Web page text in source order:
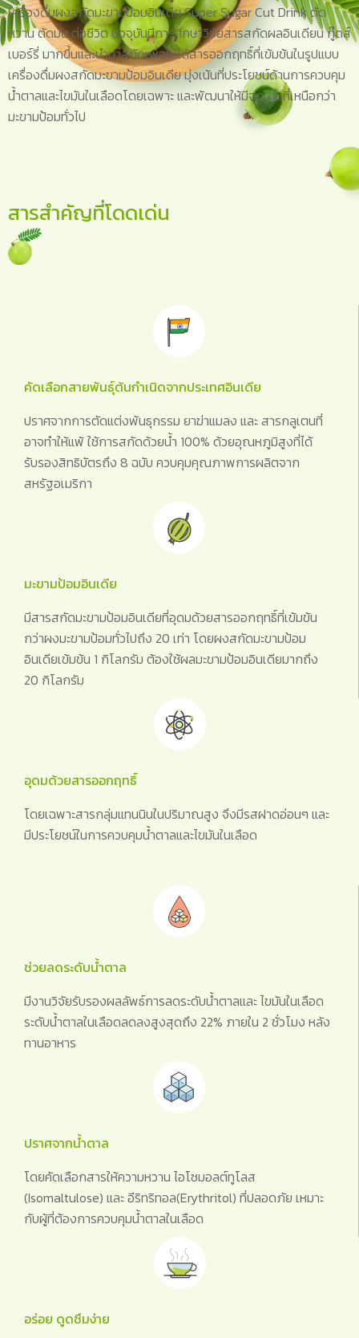
เครื่องดื่มผงสกัดมะขามป้อมอินเดีย Super Sugar Cut Drink ตัด
หวาน ตัดมัน ต่อชีวิต ปัจจุบันมีการศึกษาวิจัยสารสกัดผลอินเดียน กู๊ดส์
เบอร์รี่ มากขึ้นและนำมาสกัดเพื่อให้ได้สารออกฤทธิ์ที่เข้มข้นในรูปแบบ
เครื่องดื่มผงสกัดมะขามป้อมอินเดีย มุ่งเน้นที่ประโยชน์ด้านการควบคุม
น้ำตาลและไขมันในเลือดโดยเฉพาะ และพัฒนาให้มีจุดเด่นที่เหนือกว่า
มะขามป้อมทั่วไป
สารสำคัญที่โดดเด่น
คัดเลือกสายพันธุ์ต้นกำเนิดจากประเทศอินเดีย
ปราศจากการตัดแต่งพันธุกรรม ยาฆ่าแมลง และ สารกลูเตนที่
อาจทำให้แพ้ ใช้การสกัดด้วยน้ำ 100% ด้วยอุณหภูมิสูงที่ได้
รับรองสิทธิบัตรถึง 8 ฉบับ ควบคุมคุณภาพการผลิตจาก
สหรัฐอเมริกา
มะขามป้อมอินเดีย
มีสารสกัดมะขามป้อมอินเดียที่อุดมด้วยสารออกฤทธิ์ที่เข้มข้น
กว่าผงมะขามป้อมทั่วไปถึง 20 เท่า โดยผงสกัดมะขามป้อม
อินเดียเข้มข้น 1 กิโลกรัม ต้องใช้ผลมะขามป้อมอินเดียมากถึง
20 กิโลกรัม
อุดมด้วยสารออกฤทธิ์
โดยเฉพาะสารกลุ่มแทนนินในปริมาณสูง จึงมีรสฝาดอ่อนๆ และ
มีประโยชน์ในการควบคุมน้ำตาลและไขมันในเลือด
ช่วยลดระดับน้ำตาล
มีงานวิจัยรับรองผลลัพธ์การลดระดับน้ำตาลและ ไขมันในเลือด
ระดับน้ำตาลในเลือดลดลงสูงสุดถึง 22% ภายใน 2 ชั่วโมง หลัง
ทานอาหาร
ปราศจากน้ำตาล
โดยคัดเลือกสารให้ความหวาน ไอโซมอลต์ทูโลส
(Isomaltulose) และ อีริทริทอล(Erythritol) ที่ปลอดภัย เหมาะ
กับผู้ที่ต้องการควบคุมน้ำตาลในเลือด
อร่อย ดูดซึมง่าย